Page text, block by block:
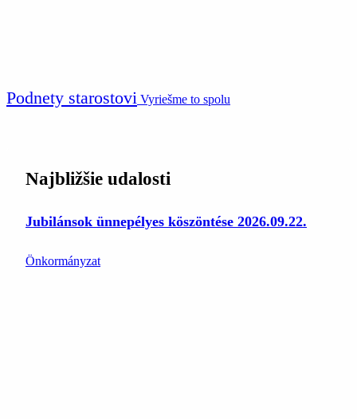
Podnety starostovi Vyriešme to spolu
Najbližšie udalosti
Jubilánsok ünnepélyes köszöntése 2026.09.22.
Önkormányzat